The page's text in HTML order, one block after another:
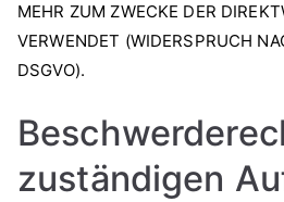
MEHR ZUM ZWECKE DER
VERWENDET (WIDERSPRUCH
DSGVO).
zuständigen